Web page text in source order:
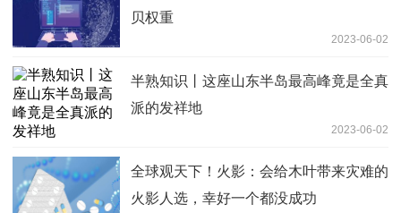
贝权重
2023-06-02
半熟知识丨这座山东半岛最高峰竟是全真
派的发祥地
2023-06-02
全球观天下！火影：会给木叶带来灾难的
火影人选，幸好一个都没成功